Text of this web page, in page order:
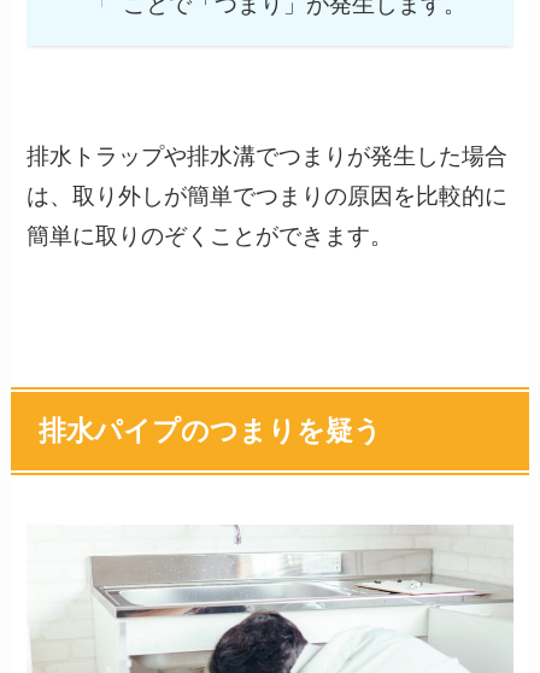
排水トラップや排水溝でつまりが発生した場合
は、取り外しが簡単でつまりの原因を比較的に
簡単に取りのぞくことができます。
排水パイプのつまりを疑う